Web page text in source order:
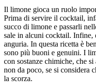
Il limone gioca un ruolo
Prima di servire il cocktail,
succo di limone e passarli
sale in alcuni cocktail. Infine,
anguria. In questa ricetta è
sono più buoni e genuini. I
con sostanze chimiche, che
non da poco, se si considera
la scorza.